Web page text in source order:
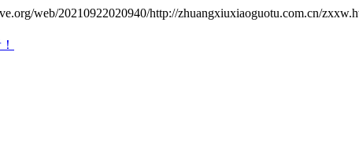
web/20210922020940/http://zhuangxiuxiaoguotu.com.cn/